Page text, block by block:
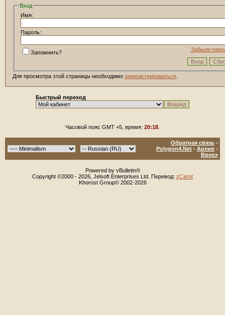
Вход
Имя:
Пароль:
Забыли
Запомнить?
Для просмотра этой страницы необходимо зарегистрироваться
Быстрый переход
Часовой пояс GMT +5, время: 20:18
Обратная связь -
Polygon4.Net - Архив -
Вверх
Powered by vBulletin®
Copyright ©2000 - 2026, Jelsoft Enterprises Ltd. Перевод: zCarot
Khorost Group© 2002-2026